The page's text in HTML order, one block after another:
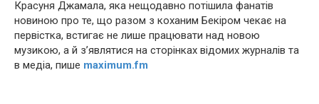
Красуня Джамала, яка нещодавно потішила фанатів
новиною про те, що разом з коханим Бекіром чекає на
первістка, встигає не лише працювати над новою
музикою, а й з’являтися на сторінках відомих журналів та
в медіа, пише maximum.fm